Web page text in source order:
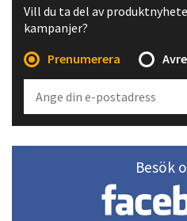
Vill du ta del av
kampanjer?
Prenumerera
Besök